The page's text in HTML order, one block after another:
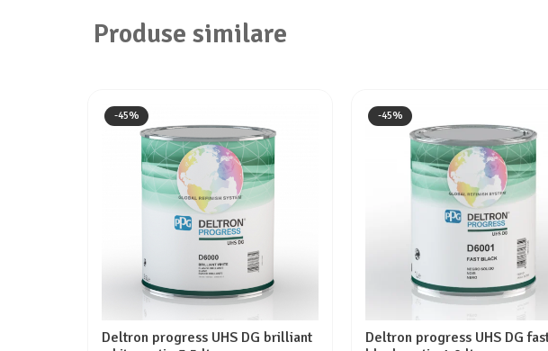
Produse similare
-45%
Deltron progress UHS DG brilliant
-45%
Deltron progress UHS DG